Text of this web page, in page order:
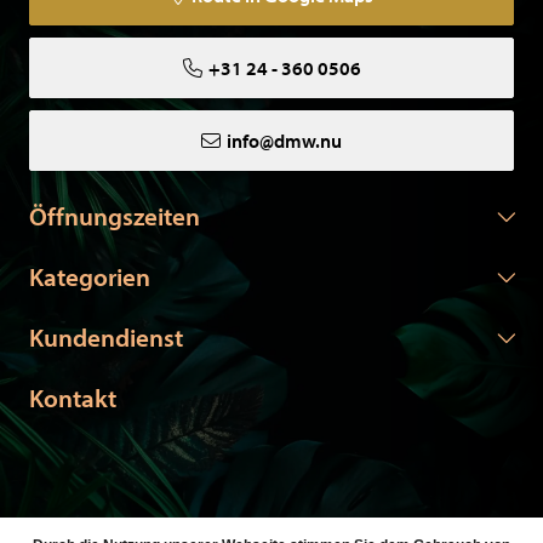
+31 24 - 360 0506
info@dmw.nu
Öffnungszeiten
Kategorien
Kundendienst
Kontakt